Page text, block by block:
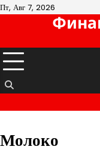
Перейти
Пт, Авг 7, 2026
Молоко